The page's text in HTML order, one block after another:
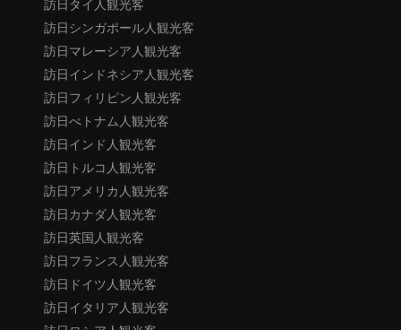
訪日シンガポール人観光客
訪日マレーシア人観光客
訪日インドネシア人観光客
訪日フィリピン人観光客
訪日べトナム人観光客
訪日インド人観光客
訪日トルコ人観光客
訪日アメリカ人観光客
訪日カナダ人観光客
訪日英国人観光客
訪日フランス人観光客
訪日ドイツ人観光客
訪日イタリア人観光客